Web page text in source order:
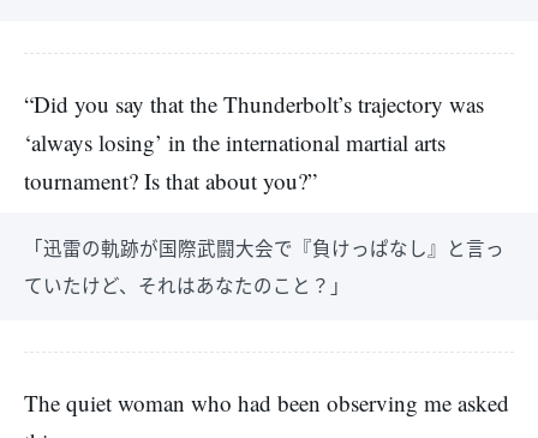
“Did you say that the Thunderbolt’s trajectory was
‘always losing’ in the international martial arts
tournament? Is that about you?”
「迅雷の軌跡が国際武闘大会で『負けっぱなし』と言っ
ていたけど、それはあなたのこと？」
The quiet woman who had been observing me asked